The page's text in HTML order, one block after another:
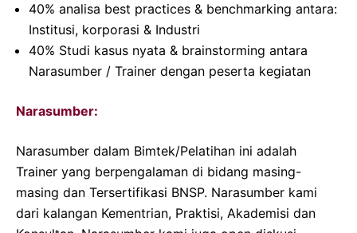
40% analisa best practices & benchmarking antara:
Institusi, korporasi & Industri
40% Studi kasus nyata & brainstorming antara
Narasumber / Trainer dengan peserta kegiatan
Narasumber:
Narasumber dalam Bimtek/Pelatihan ini adalah
Trainer yang berpengalaman di bidang masing-
masing dan Tersertifikasi BNSP. Narasumber kami
dari kalangan Kementrian, Praktisi, Akademisi dan